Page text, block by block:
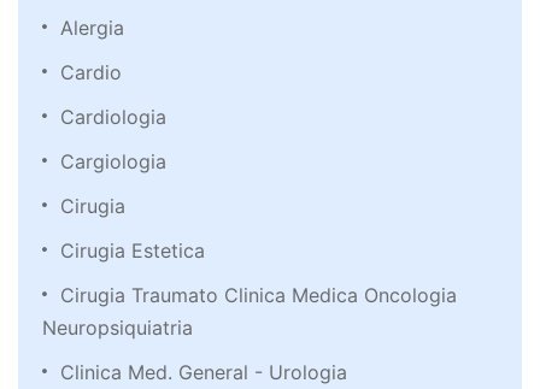
Alergia
Cardio
Cardiologia
Cargiologia
Cirugia
Cirugia Estetica
Cirugia Traumato Clinica Medica Oncologia
Neuropsiquiatria
Clinica Med. General - Urologia